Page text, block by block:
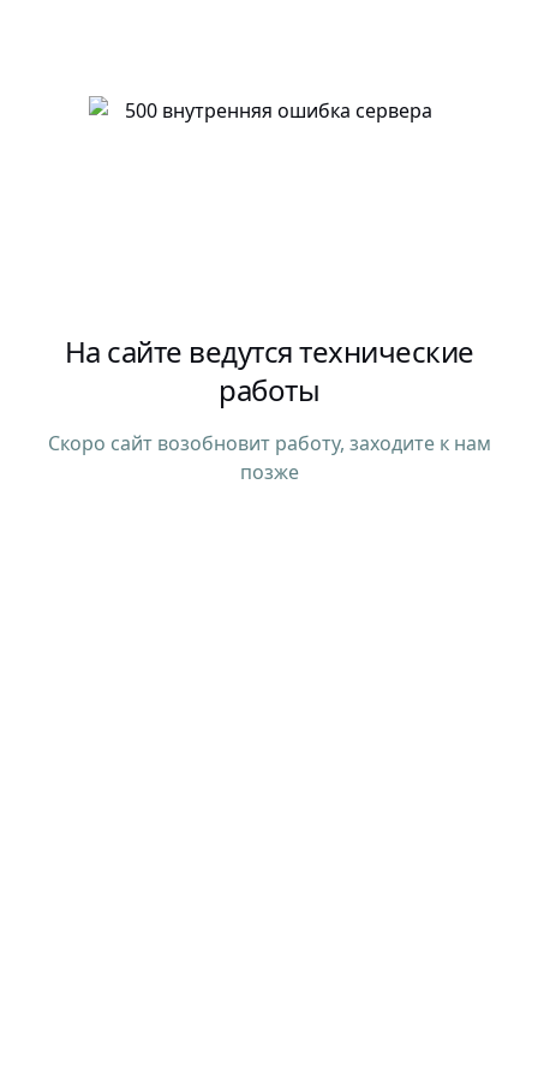
На сайте ведутся технические
работы
Скоро сайт возобновит работу, заходите к нам
позже